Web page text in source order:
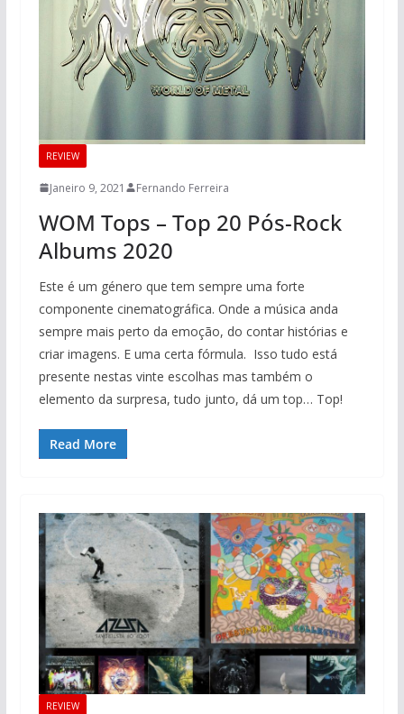
REVIEW
Janeiro 9, 2021 Fernando Ferreira
WOM Tops – Top 20 Pós-Rock
Albums 2020
Este é um género que tem sempre uma forte
componente cinematográfica. Onde a música anda
sempre mais perto da emoção, do contar histórias e
criar imagens. E uma certa fórmula. Isso tudo está
presente nestas vinte escolhas mas também o
elemento da surpresa, tudo junto, dá um top… Top!
Read More
REVIEW